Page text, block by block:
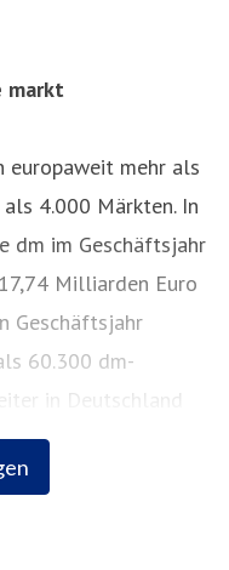
markt
europaweit mehr als
4.000 Märkten. In
dm im Geschäftsjahr
Milliarden Euro
Geschäftsjahr
60.300 dm-
in Deutschland
Euro. 2024
bei der
der bundesweiten